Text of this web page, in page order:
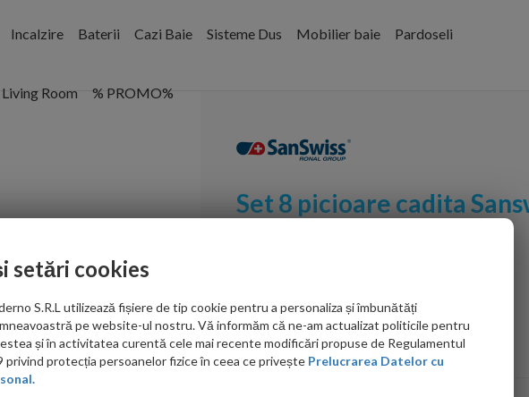
Incalzire Baterii Cazi Baie Sisteme Dus Mobilier baie Pardoseli
Living Room % PROMO%
Set 8 picioare cadita
245.00 RON
Ati gasit in alta parte mai ieftin?
setări cookies
S.R.L utilizează fișiere de tip cookie pentru a personaliza și îmbunătăți
pe website-ul nostru. Vă informăm că ne-am actualizat politicile pentru
și în activitatea curentă cele mai recente modificări propuse de Regulamentul
privind protecția persoanelor fizice în ceea ce privește Prelucrarea Datelor cu